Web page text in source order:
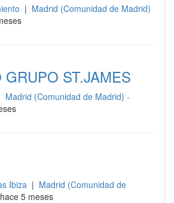
| Madrid (Comunidad de Madrid)
ST.JAMES
Madrid (Comunidad de Madrid) -
Ibiza | Madrid (Comunidad de
5 meses